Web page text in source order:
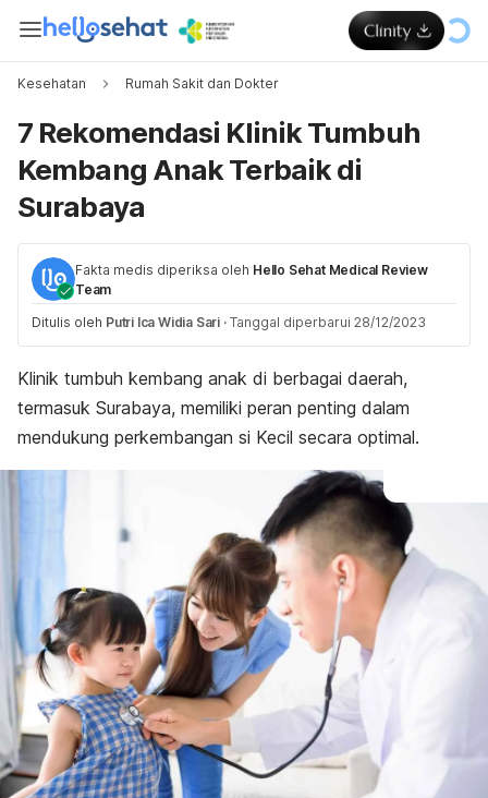
Kesehatan Rumah Sakit dan Dokter
7 Rekomendasi Klinik Tumbuh
Kembang Anak Terbaik di
Surabaya
Fakta medis diperiksa oleh Hello Sehat Medical Review
Team
Ditulis oleh Putri Ica Widia Sari · Tanggal diperbarui 28/12/2023
Klinik tumbuh kembang anak di berbagai daerah,
termasuk Surabaya, memiliki peran penting dalam
mendukung perkembangan si Kecil secara optimal.